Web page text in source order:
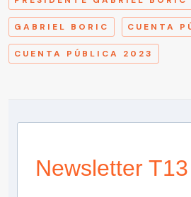
GABRIEL BORIC CUENTA
CUENTA PÚBLICA 2023
Newsletter T13